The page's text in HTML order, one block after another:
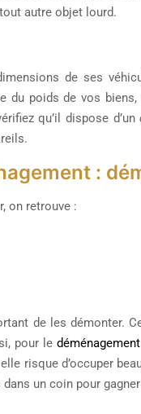
autre objet lourd.
de ses
du poids de vos
qu’il dispose d’un
:
on retrouve :
de les démonter.
pour le
risque d’occuper
un coin pour